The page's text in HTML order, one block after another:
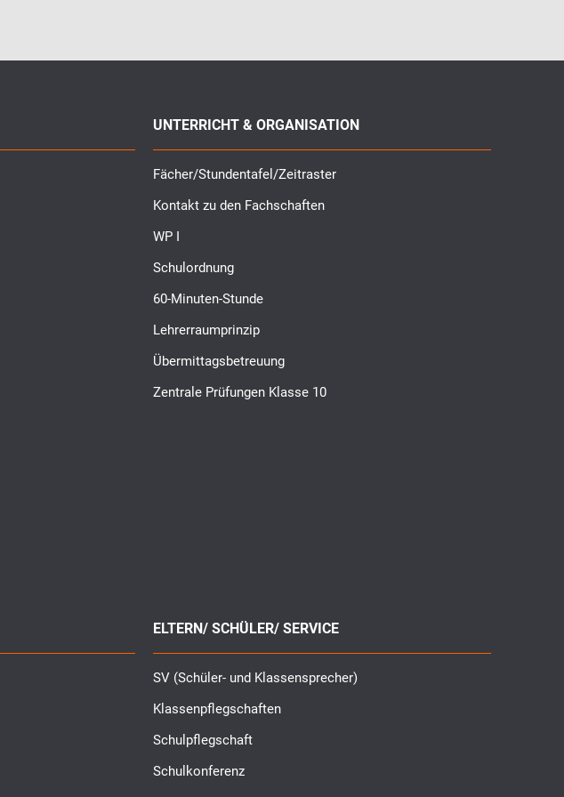
UNTERRICHT & ORGANISATION
Fächer/Stundentafel/Zeitraster
Kontakt zu den Fachschaften
WP I
Schulordnung
60-Minuten-Stunde
Lehrerraumprinzip
Übermittagsbetreuung
Zentrale Prüfungen Klasse 10
ELTERN/ SCHÜLER/ SERVICE
SV (Schüler- und Klassensprecher)
Klassenpflegschaften
Schulpflegschaft
Schulkonferenz